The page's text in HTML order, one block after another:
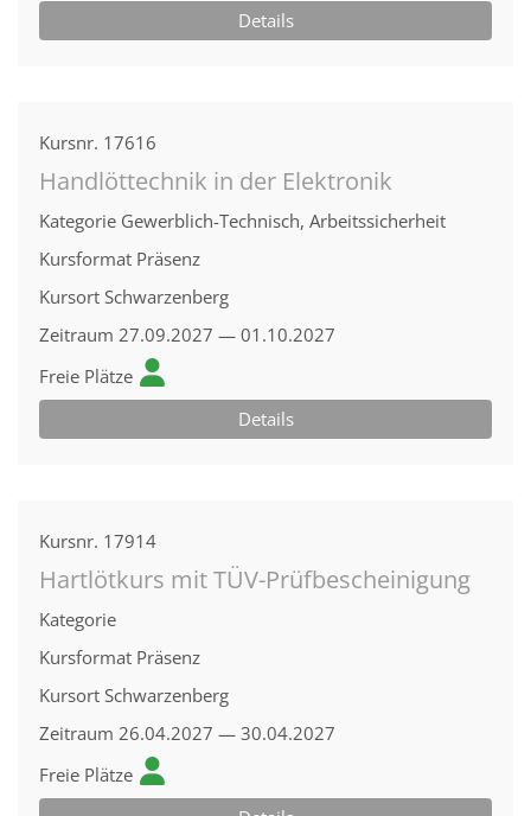
Details
Kursnr. 17616
Handlöttechnik in der Elektronik
Kategorie Gewerblich-Technisch, Arbeitssicherheit
Kursformat Präsenz
Kursort Schwarzenberg
Zeitraum 27.09.2027 — 01.10.2027
Freie Plätze
Details
Kursnr. 17914
Hartlötkurs mit TÜV-Prüfbescheinigung
Kategorie
Kursformat Präsenz
Kursort Schwarzenberg
Zeitraum 26.04.2027 — 30.04.2027
Freie Plätze